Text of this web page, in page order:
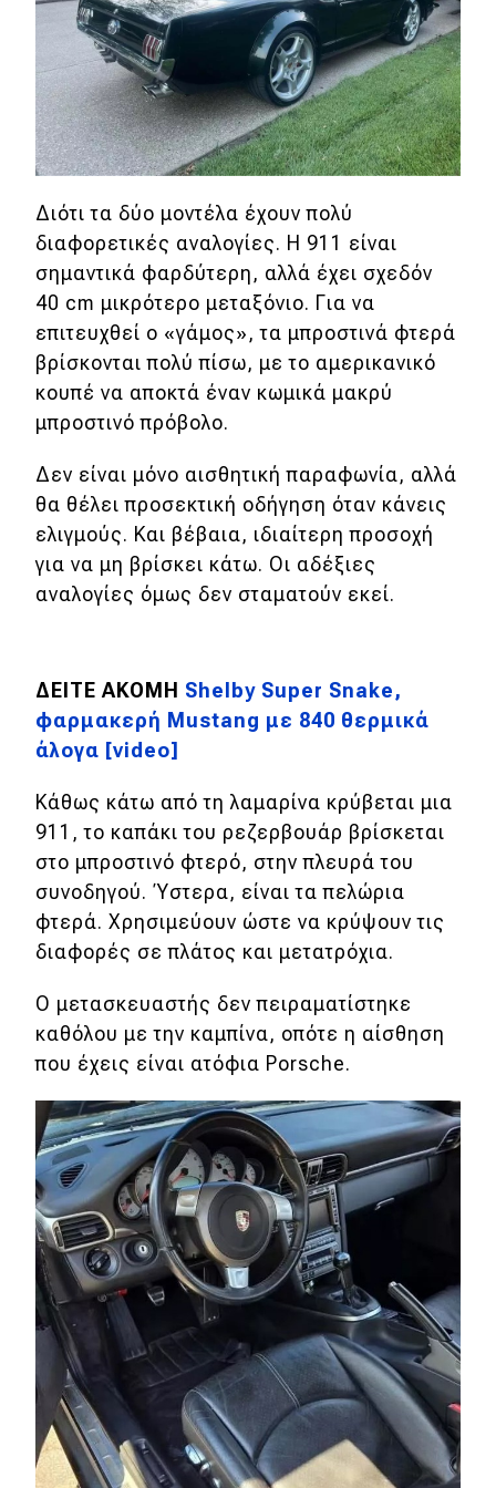
Eco
Νέα
Τεχνολογία
Σταθμοί φόρτισης
Classic
Νέα
Παρουσιάσεις
DRIVE Away
MOTO
Μεταχειρισμένο
Συμβουλές
Συμβουλές
ΚΤΕΟ
Οδική βοήθεια
eDRIVE
DRIVE USED
Διότι τα δύο μοντέλα έχουν πολύ
διαφορετικές αναλογίες. Η 911 είναι
σημαντικά φαρδύτερη, αλλά έχει σχεδόν
40 cm μικρότερο μεταξόνιο. Για να
επιτευχθεί ο «γάμος», τα μπροστινά φτερά
βρίσκονται πολύ πίσω, με το αμερικανικό
κουπέ να αποκτά έναν κωμικά μακρύ
μπροστινό πρόβολο.
Δεν είναι μόνο αισθητική παραφωνία, αλλά
θα θέλει προσεκτική οδήγηση όταν κάνεις
ελιγμούς. Και βέβαια, ιδιαίτερη προσοχή
για να μη βρίσκει κάτω. Οι αδέξιες
αναλογίες όμως δεν σταματούν εκεί.
ΔΕΙΤΕ ΑΚΟΜΗ Shelby Super Snake,
φαρμακερή Mustang με 840 θερμικά
άλογα [video]
Κάθως κάτω από τη λαμαρίνα κρύβεται μια
911, το καπάκι του ρεζερβουάρ βρίσκεται
στο μπροστινό φτερό, στην πλευρά του
συνοδηγού. Ύστερα, είναι τα πελώρια
φτερά. Χρησιμεύουν ώστε να κρύψουν τις
διαφορές σε πλάτος και μετατρόχια.
Ο μετασκευαστής δεν πειραματίστηκε
καθόλου με την καμπίνα, οπότε η αίσθηση
που έχεις είναι ατόφια Porsche.